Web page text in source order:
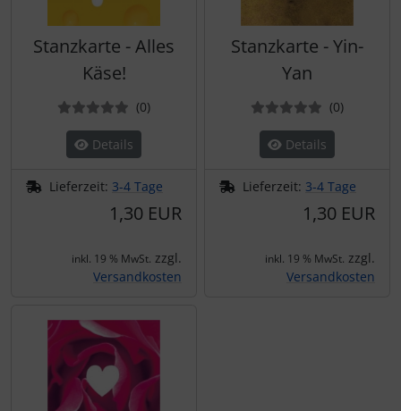
Stanzkarte - Alles
Käse!
(0Bewertungen
)
Details
Lieferzeit: 3-4 Tage
1,30 EUR
inkl. 19 % MwSt. zzgl.
Versandkosten
Stanzkarte - Yin-
Yan
(0)
Details
Lieferzeit: 3-4 Tage
1,30 EUR
inkl. 19 % MwSt. zzgl.
Versandkosten